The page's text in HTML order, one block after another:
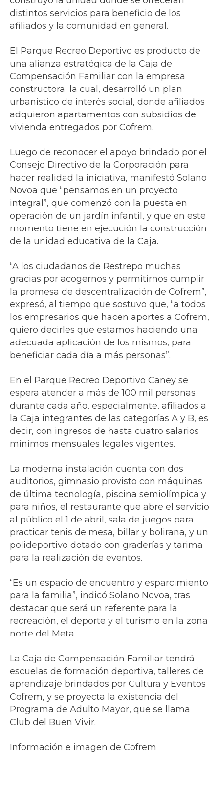
distintos servicios para beneficio de los
afiliados y la comunidad en general.
El Parque Recreo Deportivo es producto de
una alianza estratégica de la Caja de
Compensación Familiar con la empresa
constructora, la cual, desarrolló un plan
urbanístico de interés social, donde afiliados
adquieron apartamentos con subsidios de
vivienda entregados por Cofrem.
Luego de reconocer el apoyo brindado por el
Consejo Directivo de la Corporación para
hacer realidad la iniciativa, manifestó Solano
Novoa que “pensamos en un proyecto
integral”, que comenzó con la puesta en
operación de un jardín infantil, y que en este
momento tiene en ejecución la construcción
de la unidad educativa de la Caja.
“A los ciudadanos de Restrepo muchas
gracias por acogernos y permitirnos cumplir
la promesa de descentralización de Cofrem”,
expresó, al tiempo que sostuvo que, “a todos
los empresarios que hacen aportes a Cofrem,
quiero decirles que estamos haciendo una
adecuada aplicación de los mismos, para
beneficiar cada día a más personas”.
En el Parque Recreo Deportivo Caney se
espera atender a más de 100 mil personas
durante cada año, especialmente, afiliados a
la Caja integrantes de las categorías A y B, es
decir, con ingresos de hasta cuatro salarios
mínimos mensuales legales vigentes.
La moderna instalación cuenta con dos
auditorios, gimnasio provisto con máquinas
de última tecnología, piscina semiolímpica y
para niños, el restaurante que abre el servicio
al público el 1 de abril, sala de juegos para
practicar tenis de mesa, billar y bolirana, y un
polideportivo dotado con graderías y tarima
para la realización de eventos.
“Es un espacio de encuentro y esparcimiento
para la familia”, indicó Solano Novoa, tras
destacar que será un referente para la
recreación, el deporte y el turismo en la zona
norte del Meta.
La Caja de Compensación Familiar tendrá
escuelas de formación deportiva, talleres de
aprendizaje brindados por Cultura y Eventos
Cofrem, y se proyecta la existencia del
Programa de Adulto Mayor, que se llama
Club del Buen Vivir.
Información e imagen de Cofrem